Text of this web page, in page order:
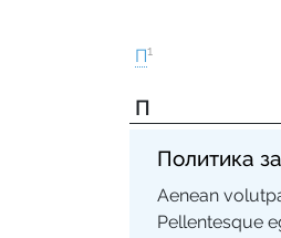
П1
П
Политика
Aenean
Pellentesque